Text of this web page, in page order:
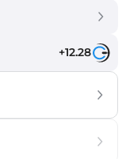
+12.28